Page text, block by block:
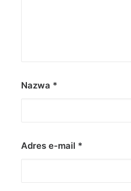
Nazwa *
Adres e-mail *